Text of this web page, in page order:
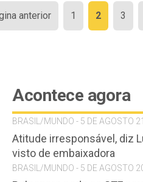
Paginação
de
anterior 1 2 3
Acontece agora
BRASIL/MUNDO - 5 DE AGOSTO
Atitude irresponsável, diz
visto de embaixadora
BRASIL/MUNDO - 5 DE AGOSTO